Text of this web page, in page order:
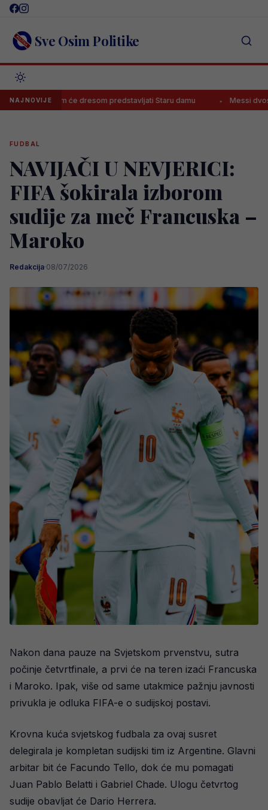
Skip
content Sve Osim Politike
NAJNOVIJE
s kojim će dresom predstavljati Staru damu Messi dvostruki
FUDBAL
NAVIJAČI U NEVJERICI:
FIFA šokirala izborom
sudije za meč Francuska –
Maroko
Redakcija·08/07/2026
Nakon dana pauze na Svjetskom prvenstvu, sutra
počinje četvrtfinale, a prvi će na teren izaći Francuska
i Maroko. Ipak, više od same utakmice pažnju javnosti
privukla je odluka FIFA-e o sudijskoj postavi.
Krovna kuća svjetskog fudbala za ovaj susret
delegirala je kompletan sudijski tim iz Argentine. Glavni
arbitar bit će Facundo Tello, dok će mu pomagati
Juan Pablo Belatti i Gabriel Chade. Ulogu četvrtog
sudije obavljat će Dario Herrera.